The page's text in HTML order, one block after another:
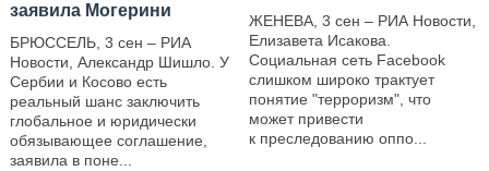
заявила Могерини
БРЮССЕЛЬ, 3 сен – РИА
Новости, Александр Шишло. У
Сербии и Косово есть
реальный шанс заключить
глобальное и юридически
обязывающее соглашение,
заявила в поне...
ЖЕНЕВА, 3 сен – РИА Новости,
Елизавета Исакова.
Социальная сеть Facebook
слишком широко трактует
понятие "терроризм", что
может привести
к преследованию оппо...